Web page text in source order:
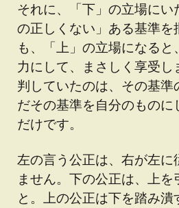
それに、「下」の立場にい
の正しくない」ある基準を
も、「上」の立場になる
力にして、まさしく享受し
判していたのは、その基準
だその基準を自分のものに
だけです。
左の言う公正は、右が左に
ません。下の公正は、上を
と。上の公正は下を踏み